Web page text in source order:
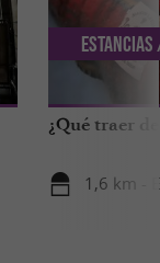
¿Qué traer
1,6 km -
Estancias